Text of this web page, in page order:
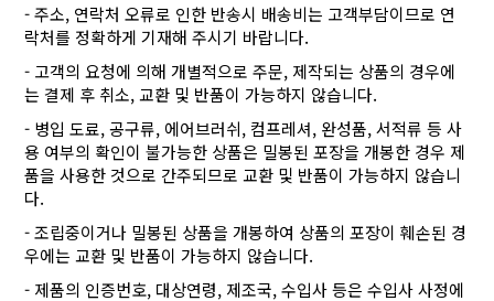
- 주소, 연락처 오류로 인한 반송시 배송비는 고객부담이므로 연
락처를 정확하게 기재해 주시기 바랍니다.
- 고객의 요청에 의해 개별적으로 주문, 제작되는 상품의 경우에
는 결제 후 취소, 교환 및 반품이 가능하지 않습니다.
- 병입 도료, 공구류, 에어브러쉬, 컴프레셔, 완성품, 서적류 등 사
용 여부의 확인이 불가능한 상품은 밀봉된 포장을 개봉한 경우 제
품을 사용한 것으로 간주되므로 교환 및 반품이 가능하지 않습니
다.
- 조립중이거나 밀봉된 상품을 개봉하여 상품의 포장이 훼손된 경
우에는 교환 및 반품이 가능하지 않습니다.
- 제품의 인증번호, 대상연령, 제조국, 수입사 등은 수입사 사정에